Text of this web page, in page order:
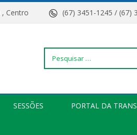
, Centro (67) 3451-1245 / (67)
Pesquisar
SESSÕES PORTAL DA